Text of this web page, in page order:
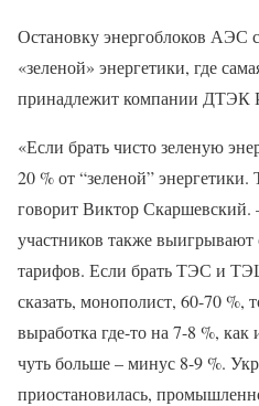
Остановку энергоблоков АЭС
«зеленой» энергетики, где
принадлежит компании ДТЭК
«Если брать чисто зеленую
20 % от “зеленой”
говорит Виктор Скаршевский.
участников также выигрывают
тарифов. Если брать ТЭС и
сказать, монополист, 60-70 %,
выработка где-то на 7-8 %, как
чуть больше – минус 8-9 %.
приостановилась,